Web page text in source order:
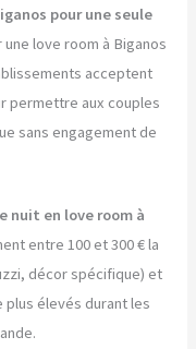
pour une seule
love room à Biganos
acceptent
permettre aux couples
sans engagement de
nuit en love room à
entre 100 et 300 € la
décor spécifique) et
élevés durant les